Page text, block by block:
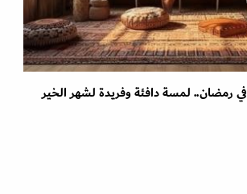
رمضان.. لمسة دافئة وفريدة لشهر الخير